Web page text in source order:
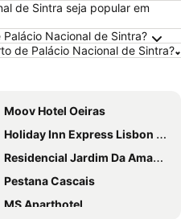
de Sintra seja popular em
Nacional de Sintra?
de Palácio Nacional de Sintra?
Moov Hotel Oeiras
Holiday Inn Express Lisbon - Alfragide by IHG
Residencial Jardim Da Amadora
Pestana Cascais
MS Aparthotel